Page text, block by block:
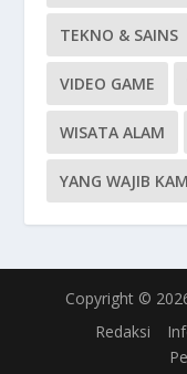
TEKNO & SAINS
VIDEO GAME
WISATA ALAM
YANG WAJIB
Copyright ©
Redaksi